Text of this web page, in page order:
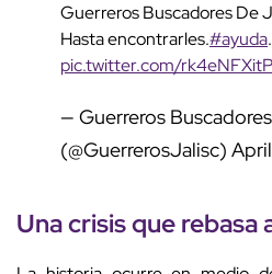
Guerreros Buscadores De
Hasta encontrarles.#ayuda
pic.twitter.com/rk4eNFXitP
— Guerreros
(@GuerrerosJalisc)
Una crisis que rebasa